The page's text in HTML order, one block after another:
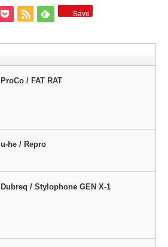
Save
ProCo / FAT RAT
u-he / Repro
Dubreq / Stylophone GEN X-1